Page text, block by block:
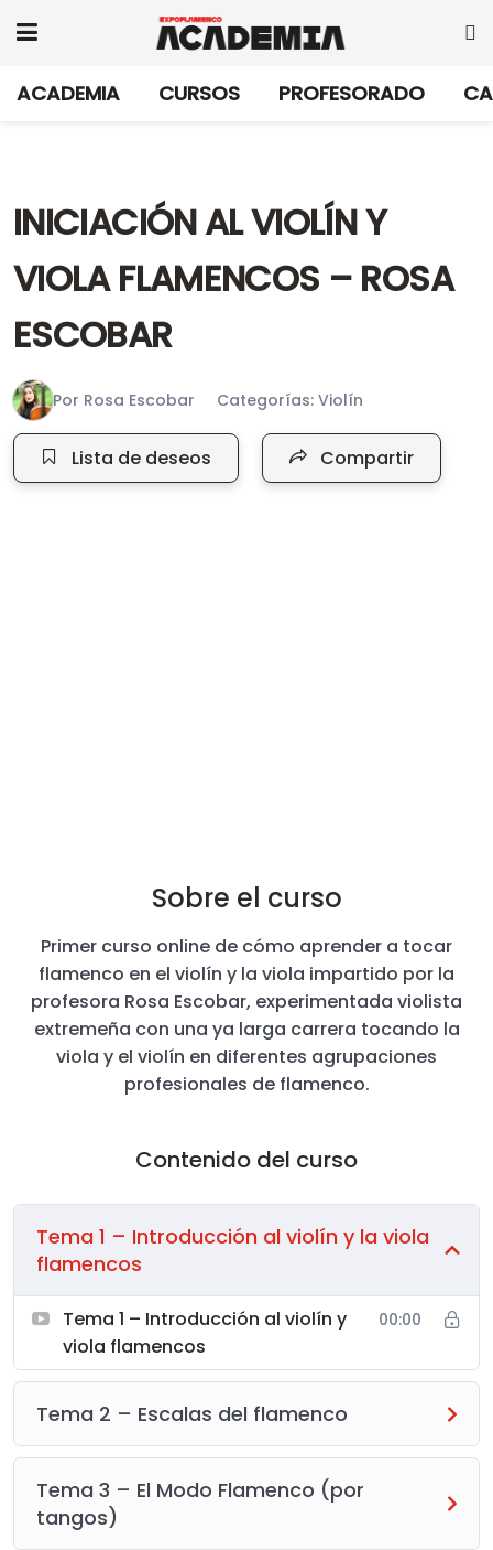
ACADEMIA CURSOS PROFESORADO
INICIACIÓN AL VIOLÍN Y
VIOLA FLAMENCOS – ROSA
ESCOBAR
Por Rosa Escobar Categorías: Violín
Lista de deseos Compartir
Sobre el curso
Primer curso online de cómo aprender a tocar
flamenco en el violín y la viola impartido por la
profesora Rosa Escobar, experimentada violista
extremeña con una ya larga carrera tocando la
viola y el violín en diferentes agrupaciones
profesionales de flamenco.
Contenido del curso
Tema 1 – Introducción al violín y la viola
flamencos
Tema 1 – Introducción al violín y
viola flamencos
00:00
Tema 2 – Escalas del flamenco
Tema 3 – El Modo Flamenco (por
tangos)